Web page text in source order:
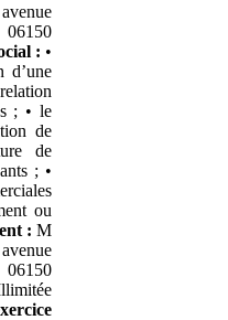
: •
d’une
; • le
de
de
; •
ou
: M